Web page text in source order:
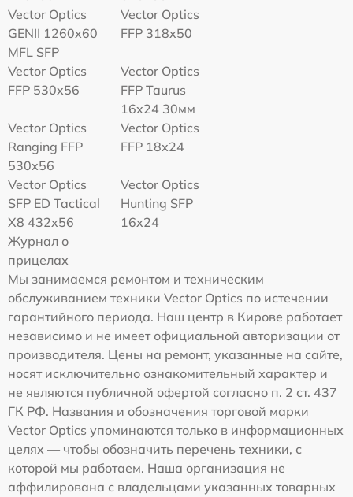
Vector Optics
GENII 1260x60
MFL SFP
Vector Optics
FFP 318x50
Vector Optics
FFP 530x56
Vector Optics
FFP Taurus
16x24 30мм
Vector Optics
Ranging FFP
530x56
Vector Optics
FFP 18x24
Vector Optics
SFP ED Tactical
X8 432x56
Vector Optics
Hunting SFP
16x24
Журнал о
прицелах
Мы занимаемся ремонтом и техническим
обслуживанием техники Vector Optics по истечении
гарантийного периода. Наш центр в Кирове работает
независимо и не имеет официальной авторизации от
производителя. Цены на ремонт, указанные на сайте,
носят исключительно ознакомительный характер и
не являются публичной офертой согласно п. 2 ст. 437
ГК РФ. Названия и обозначения торговой марки
Vector Optics упоминаются только в информационных
целях — чтобы обозначить перечень техники, с
которой мы работаем. Наша организация не
аффилирована с владельцами указанных товарных